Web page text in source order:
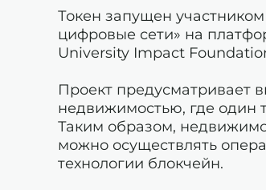
Токен запущен
цифровые сети» на
University Impact
Проект предусматривает
недвижимостью, где один
Таким образом,
можно осуществлять
технологии блокчейн.